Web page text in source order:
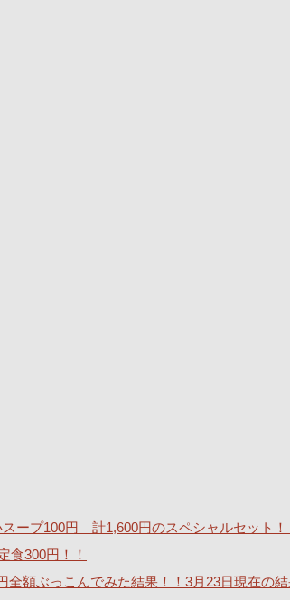
ープ100円 計1,600円のスペシャルセット
300円！！
額ぶっこんでみた結果！！3月23日現在の結